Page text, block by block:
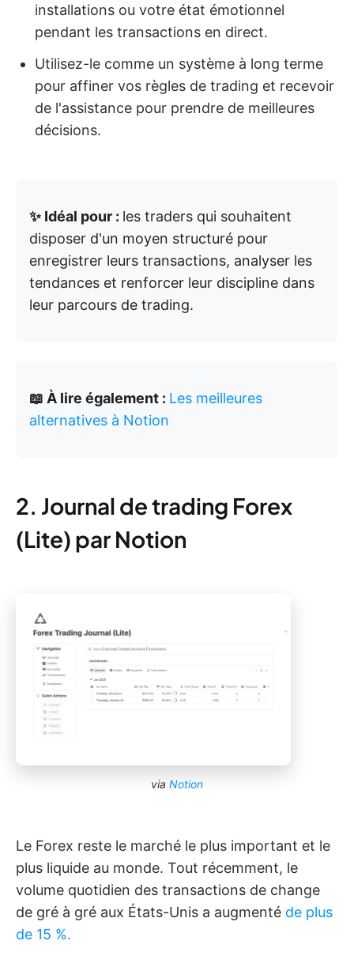
installations ou votre état émotionnel
pendant les transactions en direct.
Utilisez-le comme un système à long terme
pour affiner vos règles de trading et recevoir
de l'assistance pour prendre de meilleures
décisions.
✨ Idéal pour : les traders qui souhaitent
disposer d'un moyen structuré pour
enregistrer leurs transactions, analyser les
tendances et renforcer leur discipline dans
leur parcours de trading.
📖 À lire également : Les meilleures
alternatives à Notion
2. Journal de trading Forex
(Lite) par Notion
via Notion
Le Forex reste le marché le plus important et le
plus liquide au monde. Tout récemment, le
volume quotidien des transactions de change
de gré à gré aux États-Unis a augmenté de plus
de 15 %.